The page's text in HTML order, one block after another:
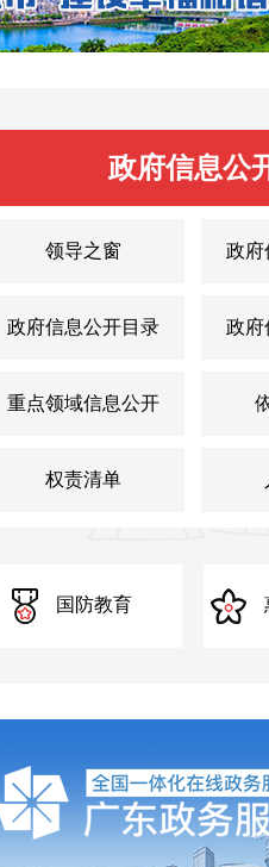
出席2026世界人工智能大会暨
运专题新闻发布会
沙深化面向世界的粤港澳全面
政府信息公
领导之窗 政府
政府信息公开目录 政府
重点领域信息公开
权责清单
国防教育